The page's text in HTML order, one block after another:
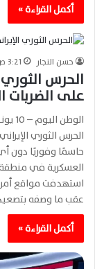
أكمل القراءة »
حسن النجار 3:21 ص10 يونيو، 2026
الحرس الثوري
على الضربات
الحرس الثوري
حاسمًا وفوريًا دون
العسكرية في
استهدفت مواقع
عقب ما وصفه
أكمل القراءة »